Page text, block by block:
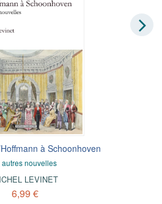
à Schoonhoven
autres nouvelles
LEVINET
6,99 €